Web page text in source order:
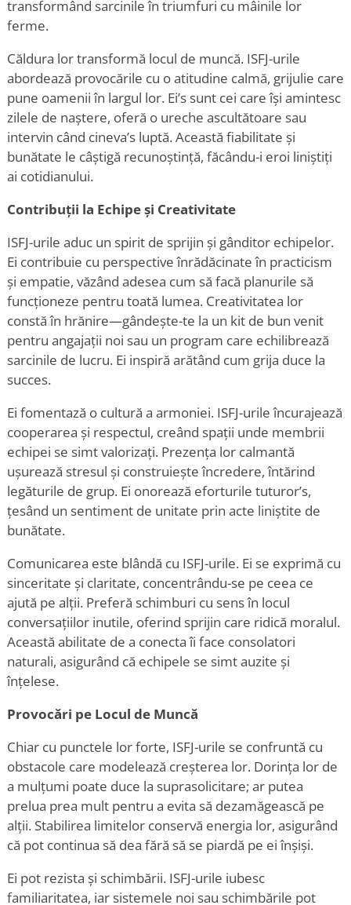
transformând sarcinile în triumfuri cu mâinile lor
ferme.
Căldura lor transformă locul de muncă. ISFJ-urile
abordează provocările cu o atitudine calmă, grijulie care
pune oamenii în largul lor. Ei’s sunt cei care își amintesc
zilele de naștere, oferă o ureche ascultătoare sau
intervin când cineva’s luptă. Această fiabilitate și
bunătate le câștigă recunoștință, făcându-i eroi liniștiți
ai cotidianului.
Contribuții la Echipe și Creativitate
ISFJ-urile aduc un spirit de sprijin și gânditor echipelor.
Ei contribuie cu perspective înrădăcinate în practicism
și empatie, văzând adesea cum să facă planurile să
funcționeze pentru toată lumea. Creativitatea lor
constă în hrănire—gândește-te la un kit de bun venit
pentru angajații noi sau un program care echilibrează
sarcinile de lucru. Ei inspiră arătând cum grija duce la
succes.
Ei fomentază o cultură a armoniei. ISFJ-urile încurajează
cooperarea și respectul, creând spații unde membrii
echipei se simt valorizați. Prezența lor calmantă
ușurează stresul și construiește încredere, întărind
legăturile de grup. Ei onorează eforturile tuturor’s,
țesând un sentiment de unitate prin acte liniștite de
bunătate.
Comunicarea este blândă cu ISFJ-urile. Ei se exprimă cu
sinceritate și claritate, concentrându-se pe ceea ce
ajută pe alții. Preferă schimburi cu sens în locul
conversațiilor inutile, oferind sprijin care ridică moralul.
Această abilitate de a conecta îi face consolatori
naturali, asigurând că echipele se simt auzite și
înțelese.
Provocări pe Locul de Muncă
Chiar cu punctele lor forte, ISFJ-urile se confruntă cu
obstacole care modelează creșterea lor. Dorința lor de
a mulțumi poate duce la suprasolicitare; ar putea
prelua prea mult pentru a evita să dezamăgească pe
alții. Stabilirea limitelor conservă energia lor, asigurând
că pot continua să dea fără să se piardă pe ei înșiși.
Ei pot rezista și schimbării. ISFJ-urile iubesc
familiaritatea, iar sistemele noi sau schimbările pot